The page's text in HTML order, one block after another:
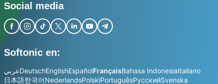
Social media
Softonic en:
عربيDeutschEnglishEspañolFrançaisBahasa IndonesiaItaliano
日本語한국어NederlandsPolskiPortuguêsРусскийSvenska